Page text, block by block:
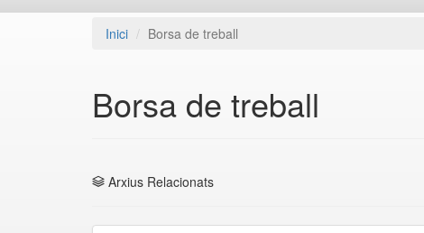
Inici Borsa de treball
Borsa de treball
Arxius Relacionats